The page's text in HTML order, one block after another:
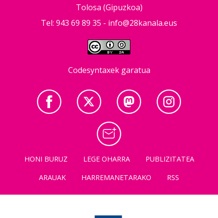
Tolosa (Gipuzkoa)
Tel: 943 69 89 35 - info@28kanala.eus
Codesyntaxek garatua
HONI BURUZ LEGE OHARRA
PUBLIZITATEA
ARAUAK
HARREMANETARAKO RSS